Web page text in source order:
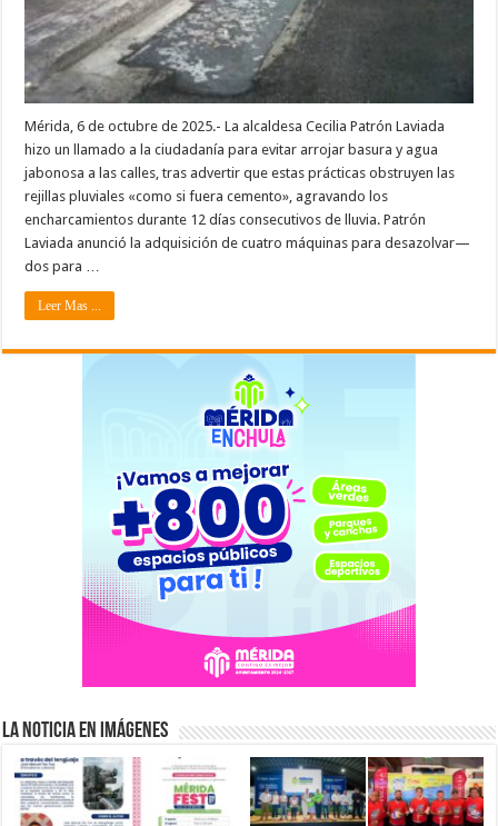
Mérida, 6 de octubre de 2025.- La alcaldesa Cecilia Patrón Laviada
hizo un llamado a la ciudadanía para evitar arrojar basura y agua
jabonosa a las calles, tras advertir que estas prácticas obstruyen las
rejillas pluviales «como si fuera cemento», agravando los
encharcamientos durante 12 días consecutivos de lluvia. Patrón
Laviada anunció la adquisición de cuatro máquinas para desazolvar—
dos para …
Leer Mas ...
La Noticia en Imágenes